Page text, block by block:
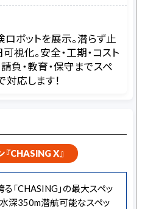
ボットを展示。潜らず止
視化。安全・工期・コスト
負・教育・保守までスペ
対応します！
CHASING X』
「CHASING」の最大スペッ
水深350m潜航可能なスペッ